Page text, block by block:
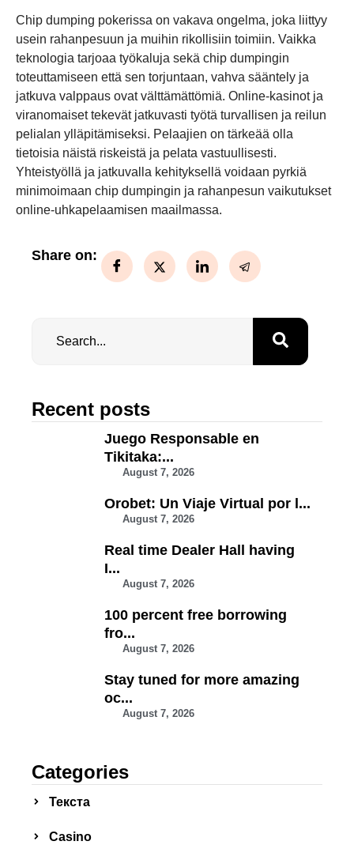
Chip dumping pokerissa on vakava ongelma, joka liittyy
usein rahanpesuun ja muihin rikollisiin toimiin. Vaikka
teknologia tarjoaa työkaluja sekä chip dumpingin
toteuttamiseen että sen torjuntaan, vahva sääntely ja
jatkuva valppaus ovat välttämättömiä. Online-kasinot ja
viranomaiset tekevät jatkuvasti työtä turvallisen ja reilun
pelialan ylläpitämiseksi. Pelaajien on tärkeää olla
tietoisia näistä riskeistä ja pelata vastuullisesti.
Yhteistyöllä ja jatkuvalla kehityksellä voidaan pyrkiä
minimoimaan chip dumpingin ja rahanpesun vaikutukset
online-uhkapelaamisen maailmassa.
Share on:
Recent posts
Juego Responsable en
Tikitaka:...
August 7, 2026
Orobet: Un Viaje Virtual por l...
August 7, 2026
Real time Dealer Hall having
I...
August 7, 2026
100 percent free borrowing
fro...
August 7, 2026
Stay tuned for more amazing
oc...
August 7, 2026
Categories
Текста
Сasino